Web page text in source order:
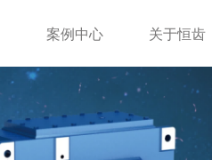
案例中心 关于恒齿